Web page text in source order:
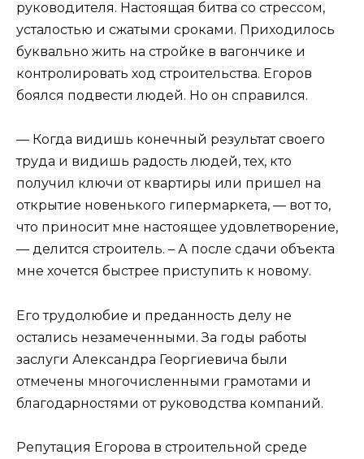
руководителя. Настоящая битва со стрессом,
усталостью и сжатыми сроками. Приходилось
буквально жить на стройке в вагончике и
контролировать ход строительства. Егоров
боялся подвести людей. Но он справился.
— Когда видишь конечный результат своего
труда и видишь радость людей, тех, кто
получил ключи от квартиры или пришел на
открытие новенького гипермаркета, — вот то,
что приносит мне настоящее удовлетворение,
— делится строитель. – А после сдачи объекта
мне хочется быстрее приступить к новому.
Его трудолюбие и преданность делу не
остались незамеченными. За годы работы
заслуги Александра Георгиевича были
отмечены многочисленными грамотами и
благодарностями от руководства компаний.
Репутация Егорова в строительной среде